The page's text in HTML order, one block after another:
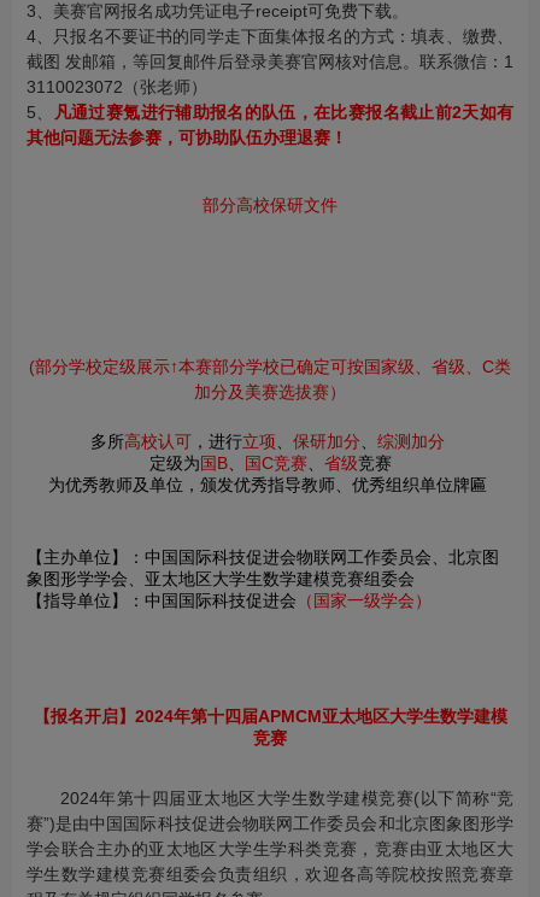
3、美赛官网报名成功凭证电子receipt可免费下载。
4、只报名不要证书的同学走下面集体报名的方式：填表、缴费、
截图 发邮箱，等回复邮件后登录美赛官网核对信息。联系微信：1
3110023072（张老师）
5、
凡通过赛氪进行辅助报名的队伍，在比赛报名截止前2天如有
其他问题无法参赛，可协助队伍办理退赛！
部分高校保研文件
(部分学校定级展示↑本赛部分学校已确定可按国家级、省级、C类
加分及美赛选拔赛）
多所高校认可 ，进行立项 保研加分
综测加分
定级为国B、 国C竞赛、 省级竞赛
为优秀教师及单位，颁发优秀指导教师、优秀组织单位牌匾
【主办单位】：中国国际科技促进会物联网工作委员会、北京图
象图形学学会、亚太地区大学生数学建模竞赛组委会
【指导单位】：中国国际科技促进会 （国家一级学会）
【报名开启】2024年第十四届APMCM亚太地区大学生数学建模
竞赛
2024年第十四届亚太地区大学生数学建模竞赛(以下简称“竞
赛”)是由中国国际科技促进会物联网工作委员会和北京图象图形学
学会联合主办的亚太地区大学生学科类竞赛，竞赛由亚太地区大
学生数学建模竞赛组委会负责组织，欢迎各高等院校按照竞赛章